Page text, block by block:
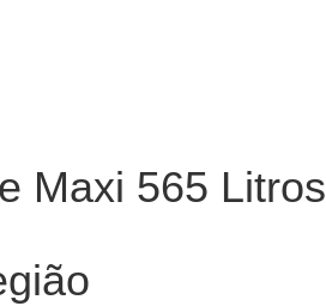
Maxi 565 Litros